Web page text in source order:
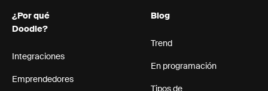
¿Por qué
Doodle?
Integraciones
Emprendedores
Blog
Trend
En programación